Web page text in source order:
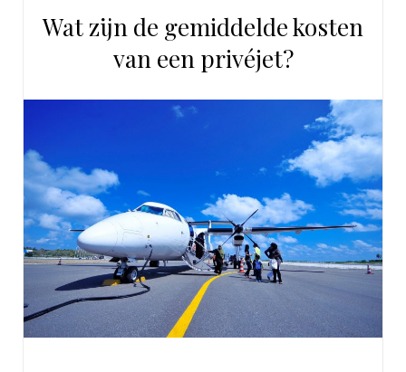
Wat zijn de gemiddelde kosten
van een privéjet?